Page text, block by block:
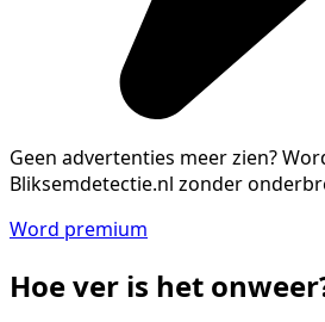
Geen advertenties meer zien?
Bliksemdetectie.nl zonder
Word premium
Hoe ver is het